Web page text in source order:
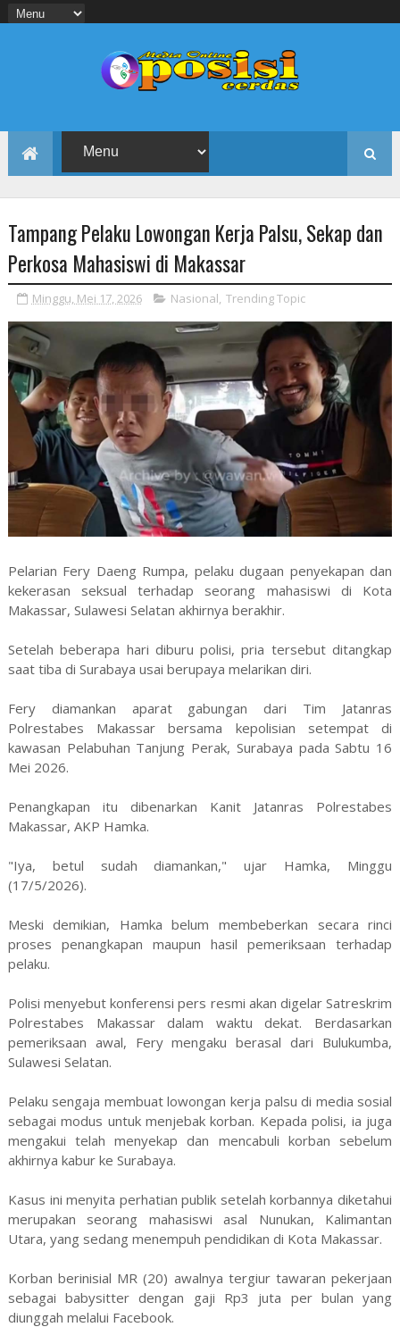
Tampang Pelaku Lowongan Kerja Palsu, Sekap dan
Perkosa Mahasiswi di Makassar
Minggu, Mei 17, 2026 Nasional, Trending Topic
Pelarian Fery Daeng Rumpa, pelaku dugaan penyekapan dan
kekerasan seksual terhadap seorang mahasiswi di Kota
Makassar, Sulawesi Selatan akhirnya berakhir.
Setelah beberapa hari diburu polisi, pria tersebut ditangkap
saat tiba di Surabaya usai berupaya melarikan diri.
Fery diamankan aparat gabungan dari Tim Jatanras
Polrestabes Makassar bersama kepolisian setempat di
kawasan Pelabuhan Tanjung Perak, Surabaya pada Sabtu 16
Mei 2026.
Penangkapan itu dibenarkan Kanit Jatanras Polrestabes
Makassar, AKP Hamka.
"Iya, betul sudah diamankan," ujar Hamka, Minggu
(17/5/2026).
Meski demikian, Hamka belum membeberkan secara rinci
proses penangkapan maupun hasil pemeriksaan terhadap
pelaku.
Polisi menyebut konferensi pers resmi akan digelar Satreskrim
Polrestabes Makassar dalam waktu dekat. Berdasarkan
pemeriksaan awal, Fery mengaku berasal dari Bulukumba,
Sulawesi Selatan.
Pelaku sengaja membuat lowongan kerja palsu di media sosial
sebagai modus untuk menjebak korban. Kepada polisi, ia juga
mengakui telah menyekap dan mencabuli korban sebelum
akhirnya kabur ke Surabaya.
Kasus ini menyita perhatian publik setelah korbannya diketahui
merupakan seorang mahasiswi asal Nunukan, Kalimantan
Utara, yang sedang menempuh pendidikan di Kota Makassar.
Korban berinisial MR (20) awalnya tergiur tawaran pekerjaan
sebagai babysitter dengan gaji Rp3 juta per bulan yang
diunggah melalui Facebook.